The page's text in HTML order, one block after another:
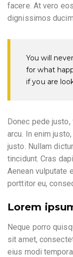
facere. At vero
dignissimos
You will
for what
if you are
Donec pede
arcu. In enim
justo. Nullam
tincidunt. Cras
Aenean vulputate
porttitor eu,
Lorem
Neque porro
sit amet,
eius modi